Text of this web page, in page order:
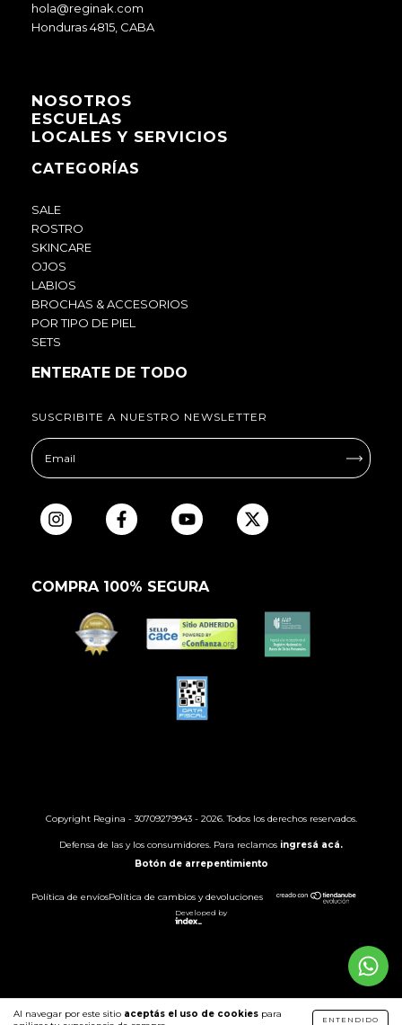
Al navegar por este sitio aceptás el uso de cookies para
ENTENDIDO
hola@reginak.com
Honduras 4815, CABA
NOSOTROS
ESCUELAS
LOCALES Y SERVICIOS
CATEGORÍAS
SALE
ROSTRO
SKINCARE
OJOS
LABIOS
BROCHAS & ACCESORIOS
POR TIPO DE PIEL
SETS
ENTERATE DE TODO
SUSCRIBITE A NUESTRO NEWSLETTER
COMPRA 100% SEGURA
Copyright Regina - 30709279943 - 2026. Todos los derechos reservados.
Defensa de las y los consumidores. Para reclamos ingresá acá.
Botón de arrepentimiento
Política de envíosPolítica de cambios y devoluciones
Developed by